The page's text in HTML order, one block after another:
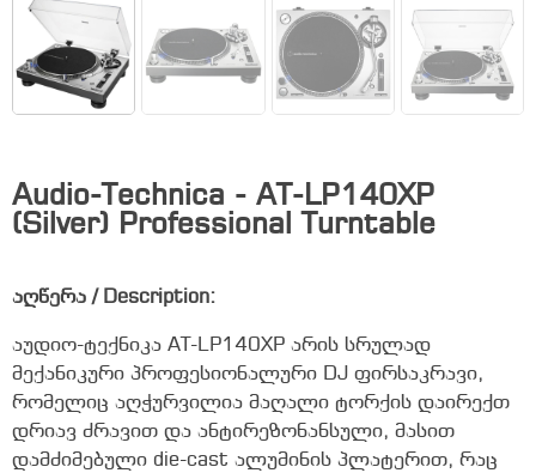
Audio-Technica - AT-LP140XP
(Silver) Professional Turntable
აღწერა / Description:
აუდიო-ტექნიკა AT-LP140XP არის სრულად
მექანიკური პროფესიონალური DJ ფირსაკრავი,
რომელიც აღჭურვილია მაღალი ტორქის დაირექთ
დრიავ ძრავით და ანტირეზონანსული, მასით
დამძიმებული die-cast ალუმინის პლატერით, რაც